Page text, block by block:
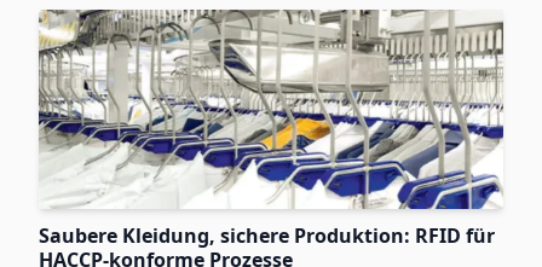
Saubere Kleidung, sichere Produktion: RFID für
HACCP-konforme Prozesse